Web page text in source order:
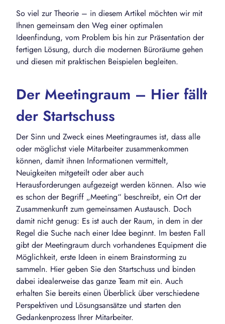
So viel zur Theorie – in diesem Artikel möchten wir mit
Ihnen gemeinsam den Weg einer optimalen
Ideenfindung, vom Problem bis hin zur Präsentation der
fertigen Lösung, durch die modernen Büroräume gehen
und diesen mit praktischen Beispielen begleiten.
Der Meetingraum – Hier fällt
der Startschuss
Der Sinn und Zweck eines Meetingraumes ist, dass alle
oder möglichst viele Mitarbeiter zusammenkommen
können, damit ihnen Informationen vermittelt,
Neuigkeiten mitgeteilt oder aber auch
Herausforderungen aufgezeigt werden können. Also wie
es schon der Begriff „Meeting“ beschreibt, ein Ort der
Zusammenkunft zum gemeinsamen Austausch. Doch
damit nicht genug: Es ist auch der Raum, in dem in der
Regel die Suche nach einer Idee beginnt. Im besten Fall
gibt der Meetingraum durch vorhandenes Equipment die
Möglichkeit, erste Ideen in einem Brainstorming zu
sammeln. Hier geben Sie den Startschuss und binden
dabei idealerweise das ganze Team mit ein. Auch
erhalten Sie bereits einen Überblick über verschiedene
Perspektiven und Lösungsansätze und starten den
Gedankenprozess Ihrer Mitarbeiter.